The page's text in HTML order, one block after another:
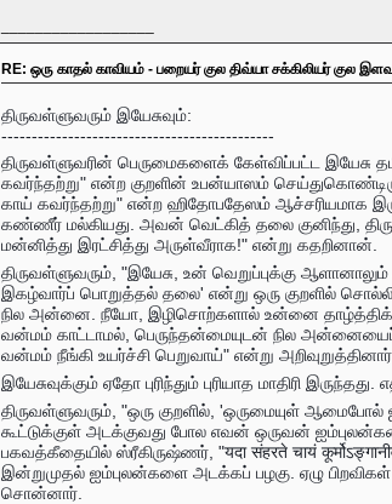
RE: ஒரு காதல் காவியம் - பறையர் குல திவ்யா சக்கிலியர் குல
திருவள்ளுவரும் இயேசுவும்:
---------------------------------------------
திருவள்ளுவரின் பெருமைகளைக் கேள்விப்பட்ட
கவர்ந்தற்று" என்ற குறளின் உபன்யாஸம்
காய் கவர்ந்தற்று" என்ற ஹிதோபதேஸம் ஆச்சரியமாக
கண்ணீர் மல்கியது. அவன் வெட்கித் தலை குனிந்து,
மன்னித்து இரட்சித்து அருள்வீராக!" என்று கதறினான்.
திருவள்ளுவரும், "இயேசு, உன் வெறுப்புக்கு
இகழ்வார்ப் பொறுத்தல் தலை' என்று ஒரு குறளில்
நில அன்னை. நீயோ, இழிசொற்களால் உன்னை
வன்மம் காட்டாமல், பெருந்தன்மையுடன் நில
வன்மம் நீங்கி உயர்ச்சி பெறுவாய்" என்று அறிவுறுத்தினார்.
இயேசுவுக்கும் ஏதோ புரிந்தும் புரியாத மாதிரி
திருவள்ளுவரும், "ஒரு குறளில், 'ஒருமையுள்
கூட்டுக்குள் அடக்குவது போல எவன் ஒருவன்
பகவத்கீதையில் ஸ்ரீகிருஷ்ணர், "यदा संहरते चायं
இன்றுமுதல் ஐம்புலன்களை அடக்கப் பழகு. ஏழு
சொன்னார்.